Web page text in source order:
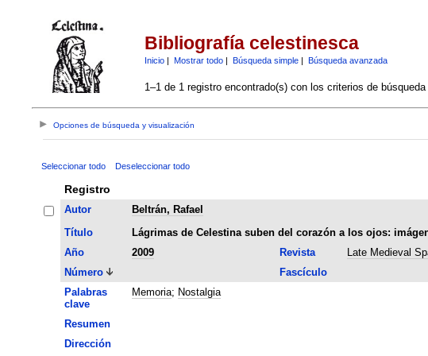
Bibliografía celestinesca
Inicio| Mostrar todo| Búsqueda simple| Búsqueda avanzada
1–1 de 1 registro encontrado(s) con los criterios de
Opciones de búsqueda y visualización
Seleccionar todo Deseleccionar todo
Registro
Autor
Beltrán, Rafael
Título
Lágrimas de Celestina suben del corazón a los ojos:
Año
2009 Revista Late Medieval
Número
Fascículo
Palabras
clave
Memoria; Nostalgia
Resumen
Dirección